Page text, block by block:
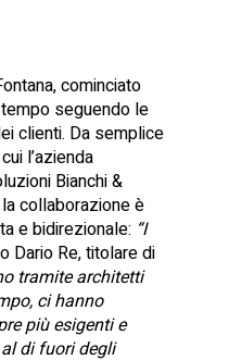
cominciato
seguendo le
clienti. Da semplice
l’azienda
Bianchi &
collaborazione è
e bidirezionale: “I
Dario Re, titolare di
tramite architetti
ci hanno
più esigenti e
di fuori degli